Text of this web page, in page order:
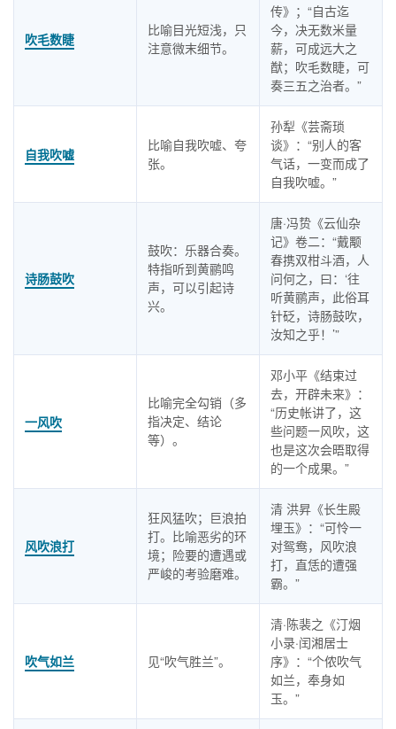
吹毛数睫
比喻目光短浅，只
注意微末细节。
传》；“自古迄
今，决无数米量
薪，可成远大之
猷；吹毛数睫，可
奏三五之治者。”
自我吹嘘
比喻自我吹嘘、夸
张。
孙犁《芸斋琐
谈》：“别人的客
气话，一变而成了
自我吹嘘。”
诗肠鼓吹
鼓吹：乐器合奏。
特指听到黄鹂鸣
声，可以引起诗
兴。
唐·冯贽《云仙杂
记》卷二：“戴颙
春携双柑斗酒，人
问何之，曰：‘往
听黄鹂声，此俗耳
针砭，诗肠鼓吹，
汝知之乎！’”
一风吹
比喻完全勾销（多
指决定、结论
等）。
邓小平《结束过
去，开辟未来》：
“历史帐讲了，这
些问题一风吹，这
也是这次会晤取得
的一个成果。”
风吹浪打
狂风猛吹；巨浪拍
打。比喻恶劣的环
境；险要的遭遇或
严峻的考验磨难。
清 洪昇《长生殿
埋玉》：“可怜一
对鸳鸯，风吹浪
打，直恁的遭强
霸。”
吹气如兰 见“吹气胜兰”。
清·陈裴之《汀烟
小录·闰湘居士
序》：“个侬吹气
如兰，奉身如
玉。”